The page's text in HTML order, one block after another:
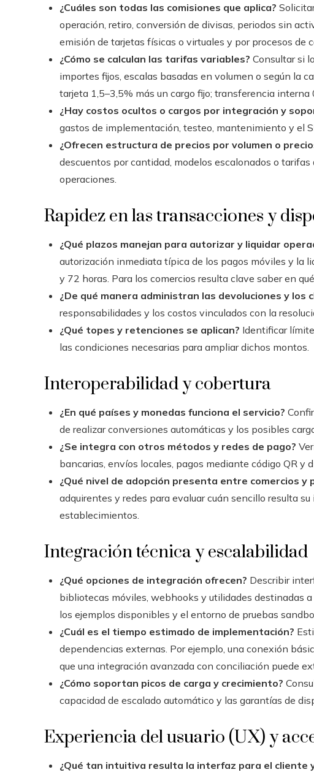
¿Cuáles son todas las comisiones que aplica?
operación, retiro, conversión de divisas, periodos sin
emisión de tarjetas físicas o virtuales y por procesos de
¿Cómo se calculan las tarifas variables? Consultar si
importes fijos, escalas basadas en volumen o según la
tarjeta 1,5–3,5% más un cargo fijo; transferencia interna
¿Hay costos ocultos o cargos por integración y
gastos de implementación, testeo, mantenimiento y el
¿Ofrecen estructura de precios por volumen o
descuentos por cantidad, modelos escalonados o
operaciones.
Rapidez en las transacciones y
¿Qué plazos manejan para autorizar y liquidar
autorización inmediata típica de los pagos móviles y la
y 72 horas. Para los comercios resulta clave saber en
¿De qué manera administran las devoluciones y los
responsabilidades y los costos vinculados con la
¿Qué topes y retenciones se aplican? Identificar
las condiciones necesarias para ampliar dichos montos.
Interoperabilidad y cobertura
¿En qué países y monedas funciona el servicio?
de realizar conversiones automáticas y los posibles
¿Se integra con otros métodos y redes de pago?
bancarias, envíos locales, pagos mediante código QR y
¿Qué nivel de adopción presenta entre comercios y
adquirentes y redes para evaluar cuán sencillo resulta
establecimientos.
Integración técnica y escalabilidad
¿Qué opciones de integración ofrecen? Describir
bibliotecas móviles, webhooks y utilidades destinadas
los ejemplos disponibles y el entorno de pruebas
¿Cuál es el tiempo estimado de implementación?
dependencias externas. Por ejemplo, una conexión
que una integración avanzada con conciliación puede
¿Cómo soportan picos de carga y crecimiento?
capacidad de escalado automático y las garantías de
Experiencia del usuario (UX) y
¿Qué tan intuitiva resulta la interfaz para el cliente